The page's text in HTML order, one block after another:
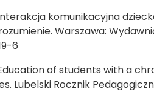
komunikacyjna
Warszawa:
6
of students with a
Lubelski Rocznik